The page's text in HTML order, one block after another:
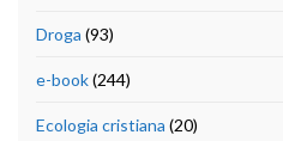
Droga (93)
e-book(244)
Ecologia cristiana (20)